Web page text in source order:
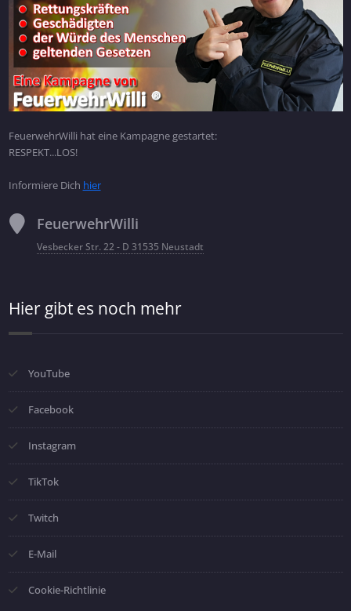
FeuerwehrWilli hat eine Kampagne gestartet:
RESPEKT...LOS!
Informiere Dich hier
FeuerwehrWilli
Vesbecker Str. 22 - D 31535 Neustadt
Hier gibt es noch mehr
YouTube
Facebook
Instagram
TikTok
Twitch
E-Mail
Cookie-Richtlinie